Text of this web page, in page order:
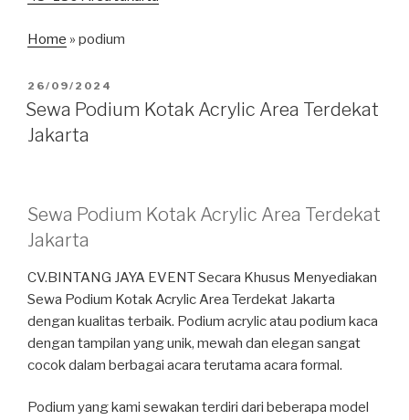
Home » podium
DIPOSKAN
PADA
26/09/2024
Sewa Podium Kotak Acrylic Area Terdekat
Jakarta
Sewa Podium Kotak Acrylic Area Terdekat
Jakarta
CV.BINTANG JAYA EVENT Secara Khusus Menyediakan
Sewa Podium Kotak Acrylic Area Terdekat Jakarta
dengan kualitas terbaik. Podium acrylic atau podium kaca
dengan tampilan yang unik, mewah dan elegan sangat
cocok dalam berbagai acara terutama acara formal.
Podium yang kami sewakan terdiri dari beberapa model